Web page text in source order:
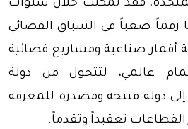
المتحدة، فقد تمكنت خلال سنوات
صعباً في السباق الفضائي
أقمار صناعية ومشاريع فضائية
عالمي، لتتحول من دولة
دولة منتجة ومصدرة للمعرفة
تعقيداً وتقدماً.